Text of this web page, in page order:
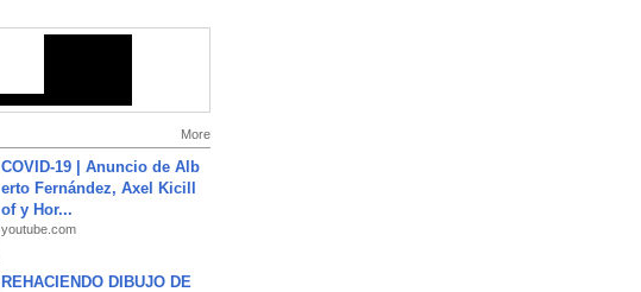
More
COVID-19 | Anuncio de Alb
erto Fernández, Axel Kicill
of y Hor...
youtube.com
REHACIENDO DIBUJO DE